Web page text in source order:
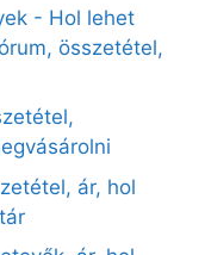
- Hol lehet
összetétel,
ár, hol